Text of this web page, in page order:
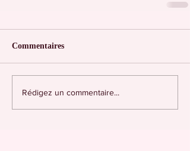
Commentaires
Rédigez un commentaire...